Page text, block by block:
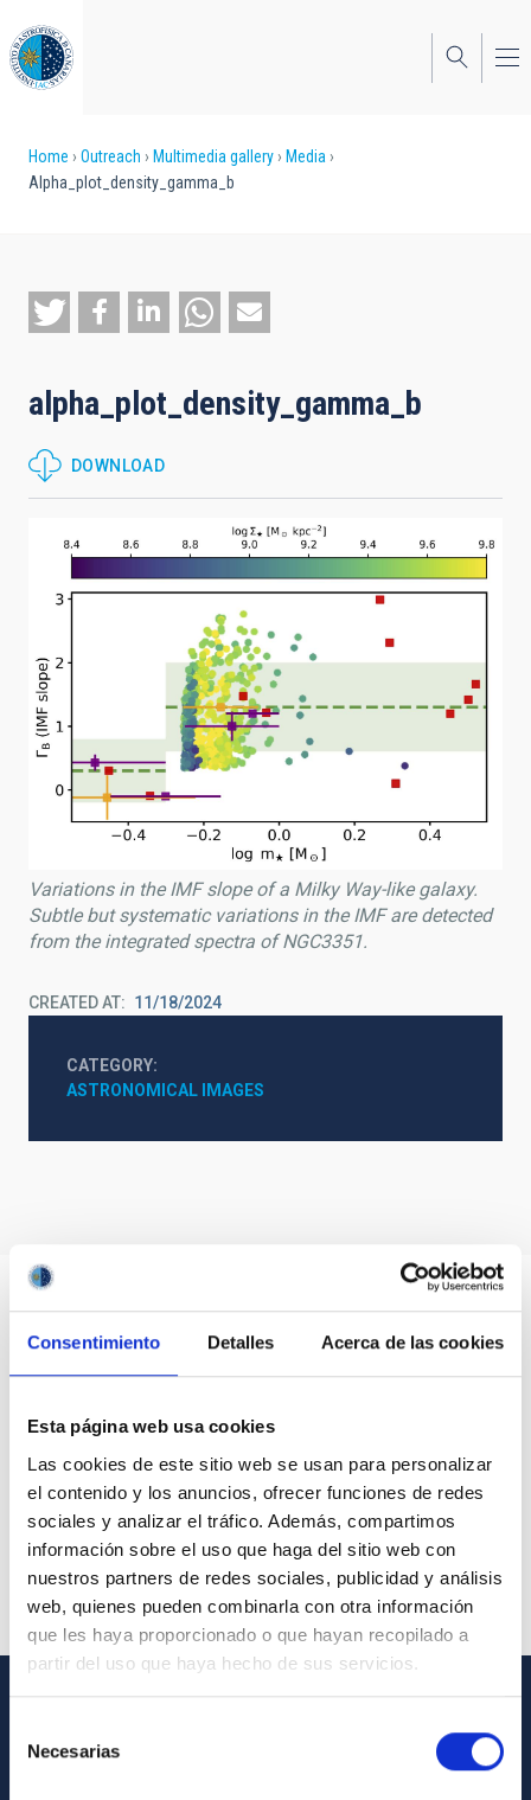
Consentimiento Detalles Acerca de las cookies
Esta página web usa cookies
Las cookies de este sitio web se usan para personalizar
el contenido y los anuncios, ofrecer funciones de redes
sociales y analizar el tráfico. Además, compartimos
información sobre el uso que haga del sitio web con
nuestros partners de redes sociales, publicidad y análisis
web, quienes pueden combinarla con otra información
que les haya proporcionado o que hayan recopilado a
partir del uso que haya hecho de sus servicios.
Necesarias
to
main
content
Breadcrumb
Home Outreach Multimedia gallery
Media
Alpha_plot_density_gamma_b
alpha_plot_density_gamma_b
DOWNLOAD
Variations in the IMF slope of a Milky Way-like galaxy.
Subtle but systematic variations in the IMF are detected
from the integrated spectra of NGC3351.
CREATED AT 11/18/2024
CATEGORY
ASTRONOMICAL IMAGES